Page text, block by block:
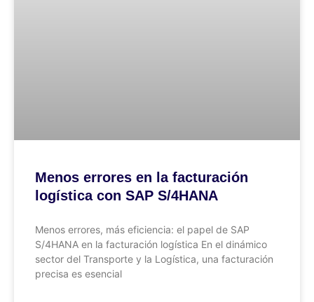
Menos errores en la facturación
logística con SAP S/4HANA
Menos errores, más eficiencia: el papel de SAP
S/4HANA en la facturación logística En el dinámico
sector del Transporte y la Logística, una facturación
precisa es esencial